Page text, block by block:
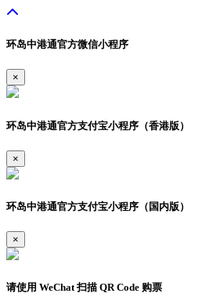
环岛中港通官方微信小程序
×
环岛中港通官方支付宝小程序（香港版）
×
环岛中港通官方支付宝小程序（国内版）
×
请使用 WeChat 扫描 QR Code 购票